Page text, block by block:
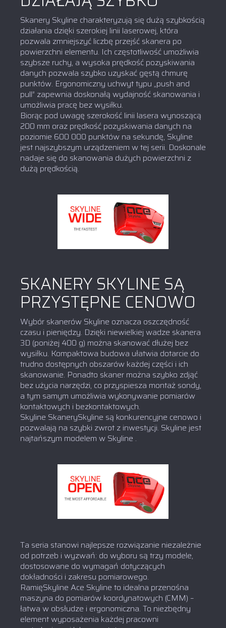
Skanery Skyline charakteryzują się dużą szybkością
działania dzięki szerokiej linii laserowej, która
pozwala zmniejszyć liczbę przejść skanera po
powierzchni elementu. Ich częstotliwość umożliwia
szybsze ruchy, a wysoka prędkość pozyskiwania
danych pozwala szybko uzyskać gęstą chmurę
punktów. Ergonomiczny uchwyt typu „push and
pull” zapewnia doskonałą wydajność skanowania i
umożliwia pracę bez wysiłku.
Biorąc pod uwagę szerokość linii lasera wynoszącą
200 mm oraz prędkość pozyskiwania danych na
poziomie 600 000 punktów na sekundę, Skyline
jest najszybszym urządzeniem w tej serii. Doskonale
nadaje się do skanowania dużych powierzchni z
dużą prędkością.
SKANERY SKYLINE SĄ
PRZYSTĘPNE CENOWO
Wybór skanerów Skyline oznacza oszczędność
czasu i pieniędzy. Dzięki niewielkiej wadze skanera
3D (poniżej 400 g) można skanować dłużej bez
wysiłku. Kompaktowa budowa ułatwia dotarcie do
trudno dostępnych obszarów każdej części i ich
skanowanie. Ponadto skaner można szybko zdjąć
bez użycia narzędzi, co przyspiesza montaż sondy,
a tym samym umożliwia wykonywanie pomiarów
kontaktowych i bezkontaktowych.
Skyline SkanerySkyline są konkurencyjne cenowo i
pozwalają na szybki zwrot z inwestycji. Skyline jest
najtańszym modelem w Skyline .
Ta seria stanowi najlepsze rozwiązanie niezależnie
od potrzeb i wyzwań: do wyboru są trzy modele,
dostosowane do wymagań dotyczących
dokładności i zakresu pomiarowego.
RamięSkyline Ace Skyline to idealna przenośna
maszyna do pomiarów koordynatowych (CMM) –
łatwa w obsłudze i ergonomiczna. To niezbędny
element wyposażenia każdej pracowni